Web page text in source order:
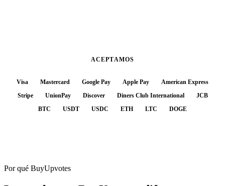
ACEPTAMOS
Visa Mastercard Google Pay Apple Pay
American Express
Stripe
UnionPay Discover Diners Club International
JCB
BTC
USDT USDC ETH LTC DOGE
Por qué BuyUpvotes